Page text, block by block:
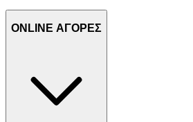
ONLINE ΑΓΟΡΕΣ